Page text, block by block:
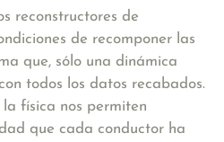
reconstructores de
de recomponer las
que, sólo una dinámica
todos los datos recabados.
la física nos permiten
que cada conductor ha